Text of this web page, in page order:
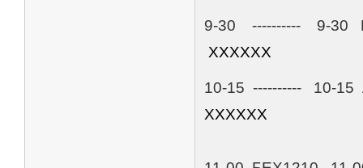
9-30 ----------
ХХХХХХ
10-15 ----------
ХХХХХХ